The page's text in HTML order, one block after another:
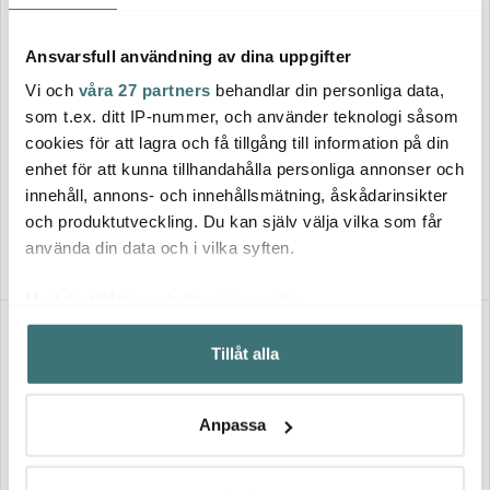
Ansvarsfull användning av dina uppgifter
Vi och våra 27 partners behandlar din personliga data,
som t.ex. ditt IP-nummer, och använder teknologi såsom
cookies för att lagra och få tillgång till information på din
enhet för att kunna tillhandahålla personliga annonser och
innehåll, annons- och innehållsmätning, åskådarinsikter
och produktutveckling. Du kan själv välja vilka som får
använda din data och i vilka syften.
Samla in information om din geografiska plats som
kan ha en noggrannhet på upp till flera meter
Identifiera din enhet genom att aktivt skanna den för
Ta reda på mer om hur dina personliga uppgifter
Tillåt alla
Anpassa
Bodum
Pour Over Bryggare 1 L/8
koppar filter/kork
749 kr
I lager
Bodum
Chambord Tevärmare
599 kr
I lager